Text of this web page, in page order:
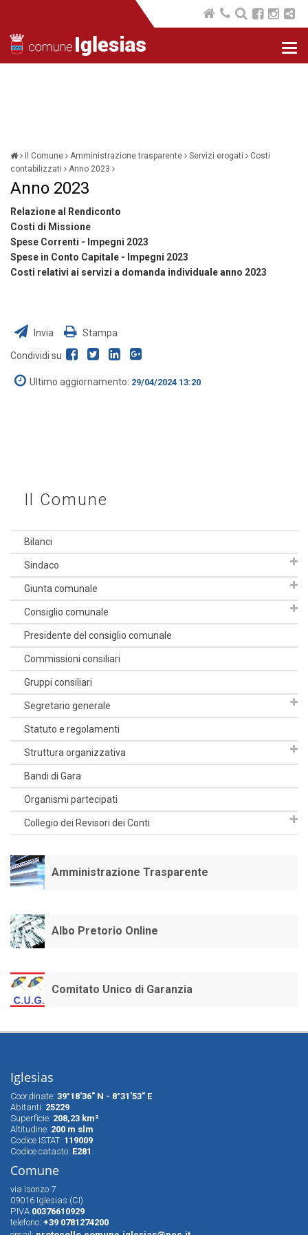
Il Comune Amministrazione trasparente Servizi erogati
Costi
contabilizzati
Anno 2023
Anno 2023
Relazione al Rendiconto
Costi di Missione
Spese Correnti - Impegni 2023
Spese in Conto Capitale - Impegni 2023
Costi relativi ai servizi a domanda individuale anno 2023
Invia Stampa
Condividi su
Ultimo aggiornamento: 29/04/2024 13:20
Il Comune
Bilanci
Sindaco
Giunta comunale
Consiglio comunale
Presidente del consiglio comunale
Commissioni consiliari
Gruppi consiliari
Segretario generale
Statuto e regolamenti
Struttura organizzativa
Bandi di Gara
Organismi partecipati
Collegio dei Revisori dei Conti
Amministrazione Trasparente
Albo Pretorio Online
Comitato Unico di Garanzia
Iglesias
Coordinate: 39°18'36" N - 8°31'53" E
Abitanti: 25229
Superfìcie: 208,23 km²
Altitudine: 200 m slm
Codice ISTAT: 119009
Codice catasto: E281
Comune
via Isonzo 7
09016 Iglesias (CI)
P.IVA 00376610929
telefono: +39 0781274200